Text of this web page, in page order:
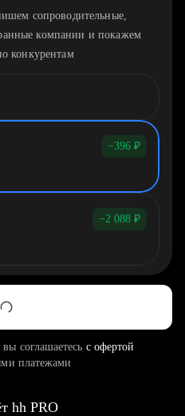
сопроводительные,
компании и покажем
конкурентам
−396 ₽
−2 088 ₽
соглашаетесь с офертой
платежами
hh PRO